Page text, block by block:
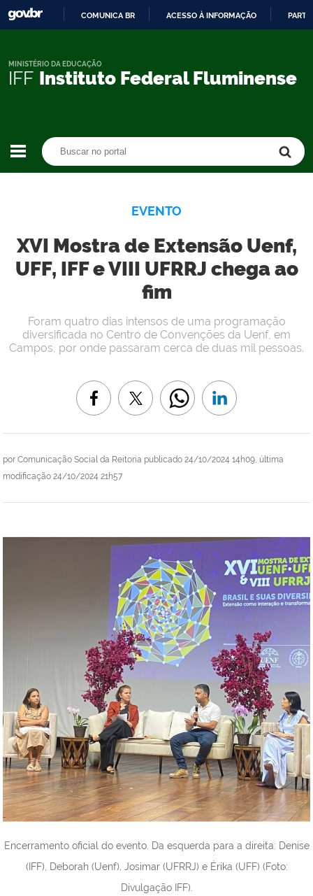
CONTEÚDO
COMUNICA BR ACESSO À INFORMAÇÃO
IFF Instituto Federal Fluminense
MINISTÉRIO DA EDUCAÇÃO
EVENTO
XVI Mostra de Extensão Uenf,
UFF, IFF e VIII UFRRJ chega ao
fim
por Comunicação Social da Reitoria publicado 24/10/2024 14h09, última
modificação 24/10/2024 21h57
Foram quatro dias intensos de uma programação
diversificada no Centro de Convenções da Uenf, em
Campos, por onde passaram cerca de duas mil pessoas.
Encerramento oficial do evento. Da esquerda para a direita: Denise
(IFF), Deborah (Uenf), Josimar (UFRRJ) e Érika (UFF) (Foto:
Divulgação IFF).